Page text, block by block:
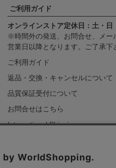
ご利用ガイド
オンラインストア定休日：土・日
※時間外の発送、お問合せ、メー
営業日以降となります。ご了承下
ご利用ガイド
返品・交換・キャンセルについて
品質保証受付について
お問合せはこちら
International Shipping